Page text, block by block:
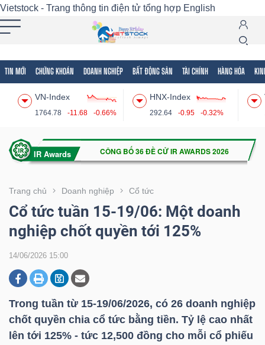
Vietstock - Trang thông tin điện tử tổng hợp English
TIN MỚI CHỨNG KHOÁN DOANH NGHIỆP BẤT ĐỘNG SẢN TÀI CHÍNH HÀNG HÓA
VN-Index
1764.78 -11.68 -0.66%
HNX-Index
292.64 -0.95 -0.32%
Trang chủ Doanh nghiệp Cổ tức
Cổ tức tuần 15-19/06: Một doanh
nghiệp chốt quyền tới 125%
14/06/2026 15:00
Trong tuần từ 15-19/06/2026, có 26 doanh nghiệp
chốt quyền chia cổ tức bằng tiền. Tỷ lệ cao nhất
lên tới 125% - tức 12,500 đồng cho mỗi cổ phiếu
Tất cả Tính năng Ngành Mã chứng khoán
Tính
(-)
VIETSTOCK
CHỨNG
DOANH
NGHIỆP